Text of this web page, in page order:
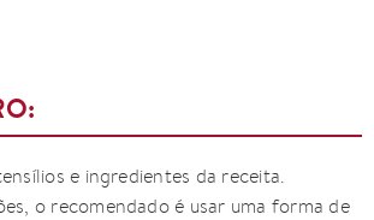
e ingredientes da receita.
o recomendado é usar uma forma de